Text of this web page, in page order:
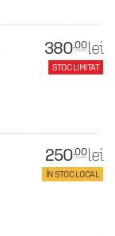
380.00 lei
STOC LIMITAT
250.00 lei
ÎN STOC LOCAL